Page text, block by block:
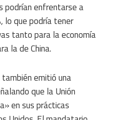
podrían enfrentarse a
lo que podría tener
tanto para la economía
la de China.
también emitió una
que la Unión
en sus prácticas